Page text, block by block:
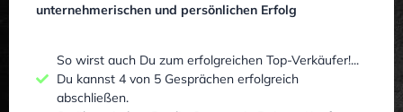
unternehmerischen und persönlichen Erfolg
So wirst auch Du zum erfolgreichen Top-Verkäufer!...
Du kannst 4 von 5 Gesprächen erfolgreich
abschließen.